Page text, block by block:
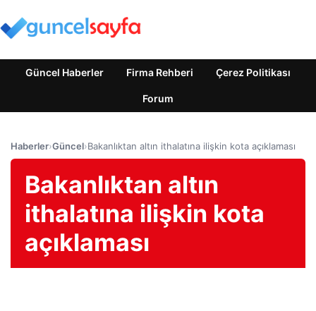
Güncel Haberler Firma Rehberi Çerez Politikası
Forum
Haberler›Güncel›Bakanlıktan altın ithalatına ilişkin kota açıklaması
Bakanlıktan altın
ithalatına ilişkin kota
açıklaması